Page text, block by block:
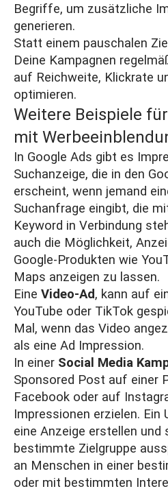
Begriffe, um zusätzliche
generieren.
Statt einem pauschalen
Deine Kampagnen
auf Reichweite, Klickrate
optimieren.
Weitere Beispiele
mit
In Google Ads gibt es
Suchanzeige, die in den
erscheint, wenn jemand
Suchanfrage eingibt, die
Keyword in Verbindung
auch die Möglichkeit,
Google-Produkten wie
Maps anzeigen zu lassen.
Eine Video-Ad, kann auf
YouTube oder TikTok
Mal, wenn das Video
als eine Ad Impression.
In einer Social Media
Sponsored Post auf einer
Facebook oder auf
Impressionen erzielen. Ein
eine Anzeige erstellen und
bestimmte Zielgruppe
an Menschen in einer
oder mit bestimmten